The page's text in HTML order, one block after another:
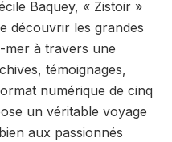
Baquey, « Zistoir »
découvrir les grandes
mer à travers une
témoignages,
numérique de cinq
un véritable voyage
aux passionnés